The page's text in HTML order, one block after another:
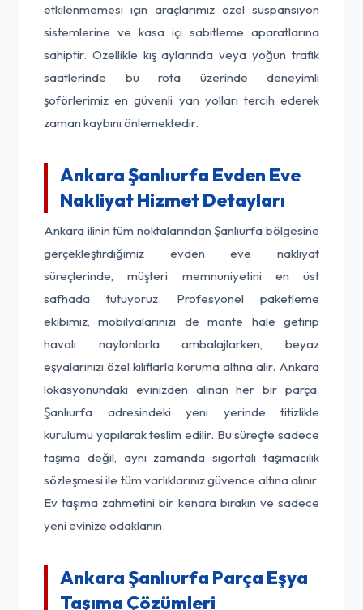
etkilenmemesi için araçlarımız özel süspansiyon
sistemlerine ve kasa içi sabitleme aparatlarına
sahiptir. Özellikle kış aylarında veya yoğun trafik
saatlerinde bu rota üzerinde deneyimli
şoförlerimiz en güvenli yan yolları tercih ederek
zaman kaybını önlemektedir.
Ankara Şanlıurfa Evden Eve
Nakliyat Hizmet Detayları
Ankara ilinin tüm noktalarından Şanlıurfa bölgesine
gerçekleştirdiğimiz evden eve nakliyat
süreçlerinde, müşteri memnuniyetini en üst
safhada tutuyoruz. Profesyonel paketleme
ekibimiz, mobilyalarınızı de monte hale getirip
havalı naylonlarla ambalajlarken, beyaz
eşyalarınızı özel kılıflarla koruma altına alır. Ankara
lokasyonundaki evinizden alınan her bir parça,
Şanlıurfa adresindeki yeni yerinde titizlikle
kurulumu yapılarak teslim edilir. Bu süreçte sadece
taşıma değil, aynı zamanda sigortalı taşımacılık
sözleşmesi ile tüm varlıklarınız güvence altına alınır.
Ev taşıma zahmetini bir kenara bırakın ve sadece
yeni evinize odaklanın.
Ankara Şanlıurfa Parça Eşya
Taşıma Çözümleri